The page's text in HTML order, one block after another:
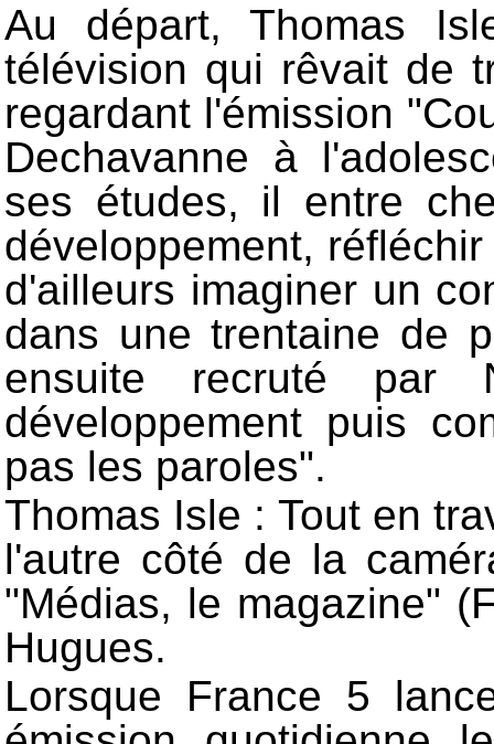
Au départ, Thomas
télévision qui rêvait de
regardant l'émission
Dechavanne à
ses études, il entre
développement,
d'ailleurs imaginer un
dans une trentaine de
ensuite recruté par
développement puis
pas les paroles".
Thomas Isle : Tout en
l'autre côté de la
"Médias, le magazine"
Hugues.
Lorsque France 5